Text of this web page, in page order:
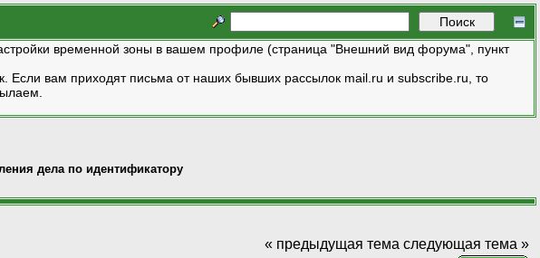
временной зоны в вашем профиле (страница "Внешний вид форума", пункт
Если вам приходят письма от наших бывших рассылок mail.ru и subscribe.ru, то
дела по идентификатору
« предыдущая тема следующая тема »